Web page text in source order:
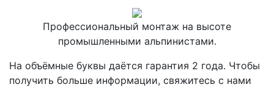
Профессиональный монтаж на высоте
промышленными альпинистами.
На объёмные буквы даётся гарантия 2 года. Чтобы
получить больше информации, свяжитесь с нами